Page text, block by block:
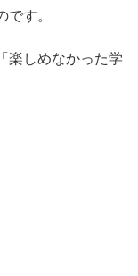
す。
楽しめなかった学